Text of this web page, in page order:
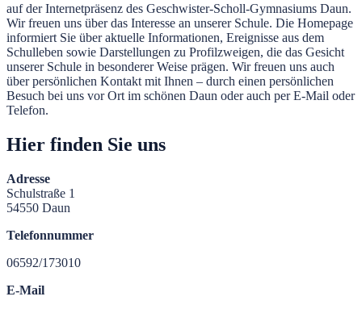
auf der Internetpräsenz des Geschwister-Scholl-Gymnasiums Daun.
Wir freuen uns über das Interesse an unserer Schule. Die Homepage
informiert Sie über aktuelle Informationen, Ereignisse aus dem
Schulleben sowie Darstellungen zu Profilzweigen, die das Gesicht
unserer Schule in besonderer Weise prägen. Wir freuen uns auch
über persönlichen Kontakt mit Ihnen – durch einen persönlichen
Besuch bei uns vor Ort im schönen Daun oder auch per E-Mail oder
Telefon.
Hier finden Sie uns
Adresse
Schulstraße 1
54550 Daun
Telefonnummer
06592/173010
E-Mail